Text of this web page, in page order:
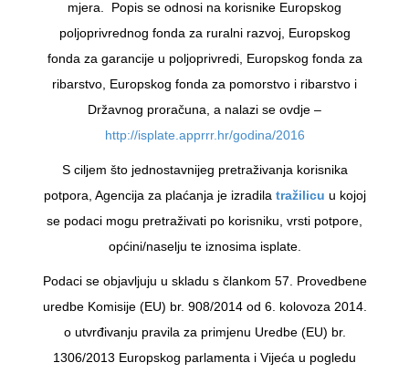
mjera. Popis se odnosi na korisnike Europskog
poljoprivrednog fonda za ruralni razvoj, Europskog
fonda za garancije u poljoprivredi, Europskog fonda za
ribarstvo, Europskog fonda za pomorstvo i ribarstvo i
Državnog proračuna, a nalazi se ovdje –
http://isplate.apprrr.hr/godina/2016
S ciljem što jednostavnijeg pretraživanja korisnika
potpora, Agencija za plaćanja je izradila tražilicu u kojoj
se podaci mogu pretraživati po korisniku, vrsti potpore,
općini/naselju te iznosima isplate.
Podaci se objavljuju u skladu s člankom 57. Provedbene
uredbe Komisije (EU) br. 908/2014 od 6. kolovoza 2014.
o utvrđivanju pravila za primjenu Uredbe (EU) br.
1306/2013 Europskog parlamenta i Vijeća u pogledu